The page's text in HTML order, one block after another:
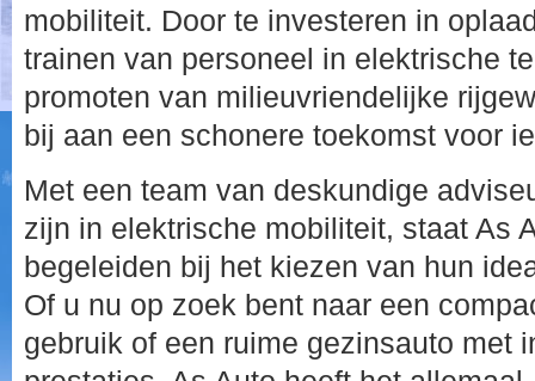
mobiliteit. Door te investeren in
trainen van personeel in elektrische
promoten van milieuvriendelijke
bij aan een schonere toekomst voor
Met een team van deskundige
zijn in elektrische mobiliteit, staat As
begeleiden bij het kiezen van hun
Of u nu op zoek bent naar een
gebruik of een ruime gezinsauto met